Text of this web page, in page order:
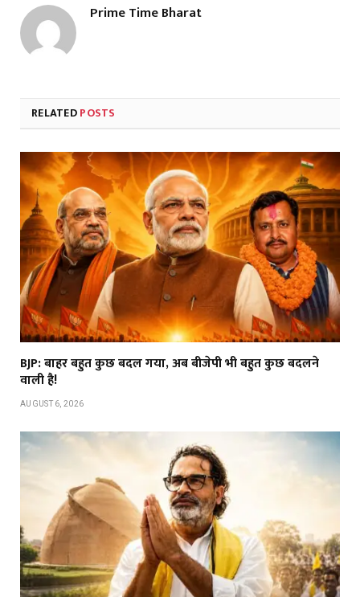
Prime Time Bharat
RELATEDPOSTS
BJP: बाहर बहुत कुछ बदल गया, अब बीजेपी भी बहुत कुछ बदलने
वाली है!
AUGUST 6, 2026